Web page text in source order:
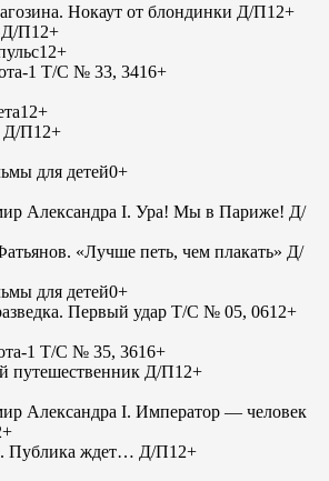
Нокаут от блондинки Д/П12+
П12+
12+
1 Т/С № 33, 3416+
12+
Д/П12+
для детей0+
Александра I. Ура! Мы в Париже! Д/
«Лучше петь, чем плакать» Д/
для детей0+
Первый удар Т/С № 05, 0612+
1 Т/С № 35, 3616+
путешественник Д/П12+
Александра I. Император — человек
Публика ждет… Д/П12+